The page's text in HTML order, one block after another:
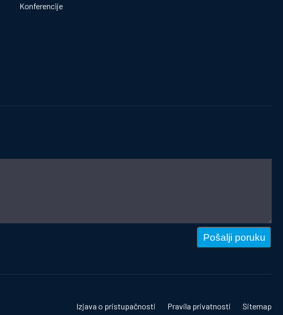
Konferencije
Pošalji poruku
Izjava o pristupačnosti Pravila privatnosti Sitemap